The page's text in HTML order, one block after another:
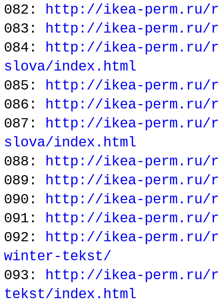
082: http://ikea-perm.ru/
083: http://ikea-perm.ru/
084: http://ikea-perm.ru/
slova/index.html
085: http://ikea-
086: http://ikea-perm.ru/
087: http://ikea-perm.ru/
slova/index.html
088: http://ikea-perm.ru/
089: http://ikea-perm.ru/
090: http://ikea-perm.ru/
091: http://ikea-perm.ru/
092: http://ikea-perm.ru/
winter-tekst/
093: http://ikea-perm.ru/
tekst/index.html